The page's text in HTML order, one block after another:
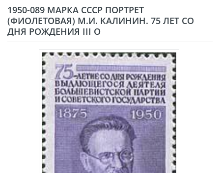
1950-089 МАРКА СССР ПОРТРЕТ
(ФИОЛЕТОВАЯ) М.И. КАЛИНИН. 75 ЛЕТ СО
ДНЯ РОЖДЕНИЯ III O